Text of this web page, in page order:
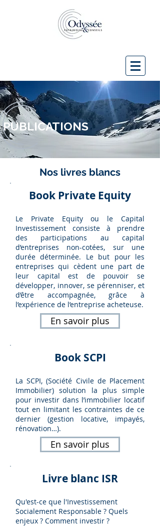
PUBLICATIONS
Nos livres blancs
Book Private Equity
Le Private Equity ou le Capital
Investissement consiste à prendre
des participations au capital
d’entreprises non-cotées, sur une
durée déterminée. Le but pour les
entreprises qui cèdent une part de
leur capital est de pouvoir se
développer, innover, se pérenniser, et
d’être accompagnée, grâce à
l’expérience de l’entreprise acheteuse.
En savoir plus
Book SCPI
La SCPI, (Société Civile de Placement
Immobilier) solution la plus simple
pour investir dans l’immobilier locatif
tout en limitant les contraintes de ce
dernier (gestion locative, impayés,
rénovation…).
En savoir plus
Livre blanc ISR
Qu'est-ce que l'Investissement
Socialement Responsable ? Quels
enjeux ? Comment investir ?